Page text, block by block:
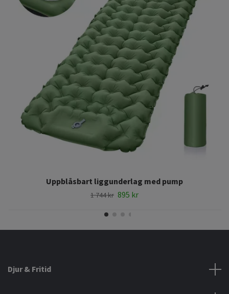
Uppblåsbart liggunderlag med pump
1 744 kr 895 kr
Djur & Fritid